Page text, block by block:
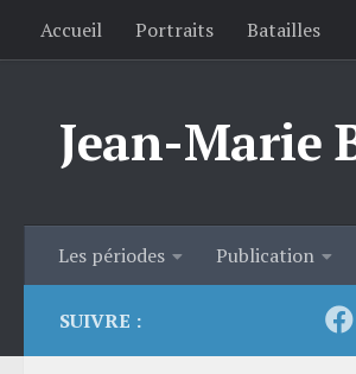
Skip to content
Accueil Portraits Batailles
Jean-Marie
Les périodes Publication
SUIVRE :